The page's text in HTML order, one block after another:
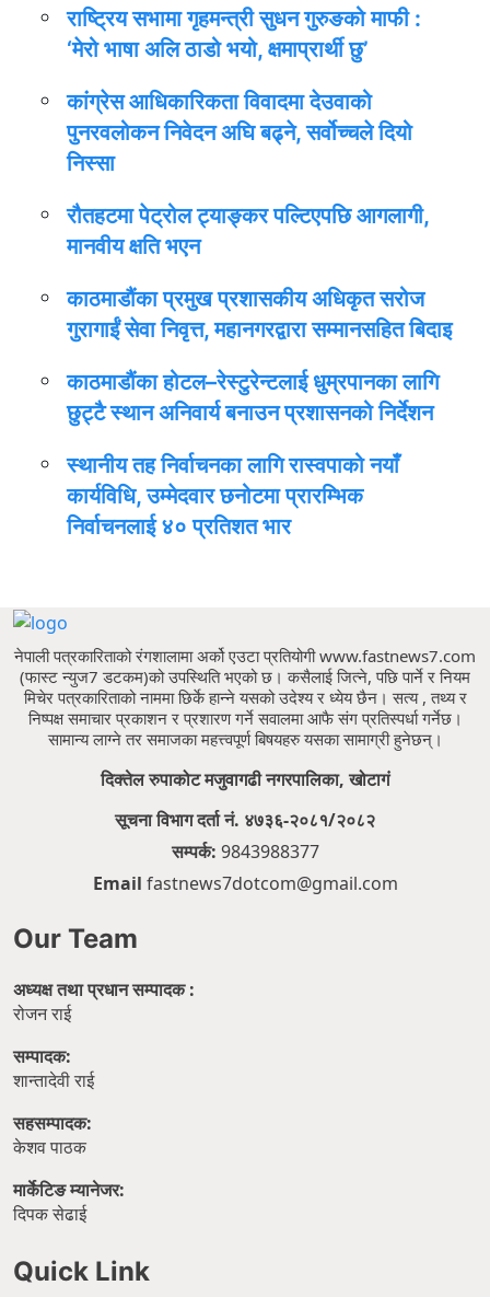
राष्ट्रिय सभामा गृहमन्त्री सुधन गुरुङको माफी :
‘मेरो भाषा अलि ठाडो भयो, क्षमाप्रार्थी छु’
कांग्रेस आधिकारिकता विवादमा देउवाको
पुनरवलोकन निवेदन अघि बढ्ने, सर्वोच्चले दियो
निस्सा
रौतहटमा पेट्रोल ट्याङ्कर पल्टिएपछि आगलागी,
मानवीय क्षति भएन
काठमाडौंका प्रमुख प्रशासकीय अधिकृत सरोज
गुरागाईं सेवा निवृत्त, महानगरद्वारा सम्मानसहित बिदाइ
काठमाडौंका होटल–रेस्टुरेन्टलाई धुम्रपानका लागि
छुट्टै स्थान अनिवार्य बनाउन प्रशासनको निर्देशन
स्थानीय तह निर्वाचनका लागि रास्वपाको नयाँ
कार्यविधि, उम्मेदवार छनोटमा प्रारम्भिक
निर्वाचनलाई ४० प्रतिशत भार
नेपाली पत्रकारिताको रंगशालामा अर्को एउटा प्रतियोगी www.fastnews7.com
(फास्ट न्युज7 डटकम)को उपस्थिति भएको छ।कसैलाई जित्ने, पछि पार्ने र नियम
मिचेर पत्रकारिताको नाममा छिर्के हान्ने यसको उदेश्य र ध्येय छैन।सत्य , तथ्य र
निष्पक्ष समाचार प्रकाशन र प्रशारण गर्ने सवालमा आफै संग प्रतिस्पर्धा गर्नेछ।
सामान्य लाग्ने तर समाजका महत्त्वपूर्ण बिषयहरु यसका सामाग्री हुनेछन्।
दिक्तेल रुपाकोट मजुवागढी नगरपालिका, खोटागं
सूचना विभाग दर्ता नं. ४७३६-२०८१/२०८२
सम्पर्क: 9843988377
Email fastnews7dotcom@gmail.com
Our Team
अध्यक्ष तथा प्रधान सम्पादक :
रोजन राई
सम्पादक:
शान्तादेवी राई
सहसम्पादक:
केशव पाठक
मार्केटिङ म्यानेजर:
दिपक सेढाई
Quick Link